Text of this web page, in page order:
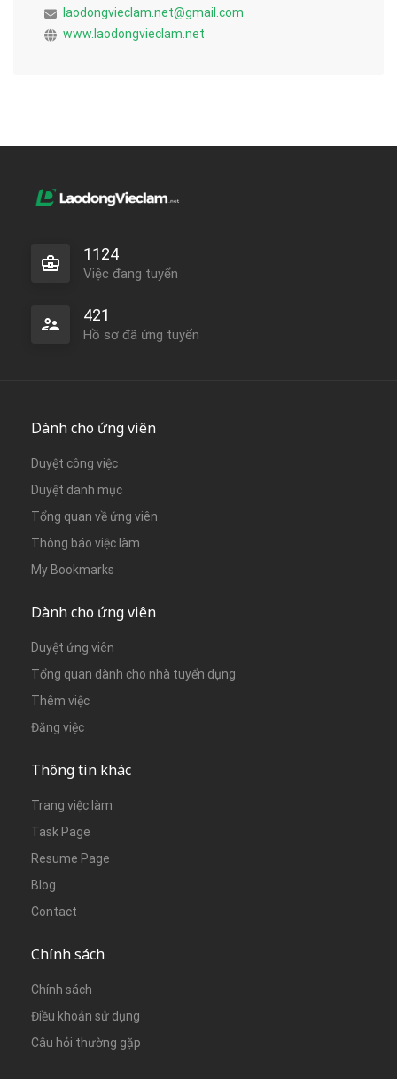
laodongvieclam.net@gmail.com
www.laodongvieclam.net
1124
Việc đang tuyển
421
Hồ sơ đã ứng tuyển
Dành cho ứng viên
Duyệt công việc
Duyệt danh mục
Tổng quan về ứng viên
Thông báo việc làm
My Bookmarks
Dành cho ứng viên
Duyệt ứng viên
Tổng quan dành cho nhà tuyển dụng
Thêm việc
Đăng việc
Thông tin khác
Trang việc làm
Task Page
Resume Page
Blog
Contact
Chính sách
Chính sách
Điều khoản sử dụng
Câu hỏi thường gặp